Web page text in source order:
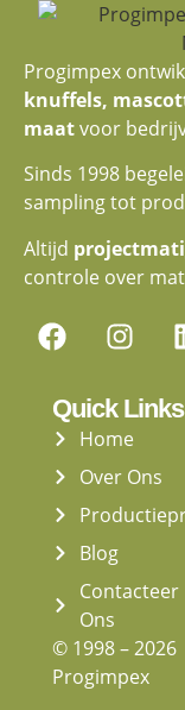
Progimpex
knuffels,
maatvoor
Sinds 1998
sampling tot
Altijd
controle over
Quick Links
Home
Over Ons
Blog
Contacteer
Ons
© 1998 – 2026
Progimpex